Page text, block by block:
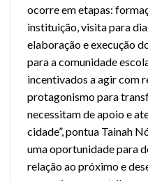
ocorre em etapas:
instituição, visita para
elaboração e execução
para a comunidade
incentivados a agir com
protagonismo para
necessitam de apoio e
cidade”, pontua Tainah
uma oportunidade para
relação ao próximo e